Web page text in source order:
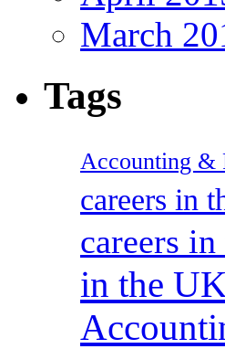
March
Tags
Accounting &
careers in
careers
in the